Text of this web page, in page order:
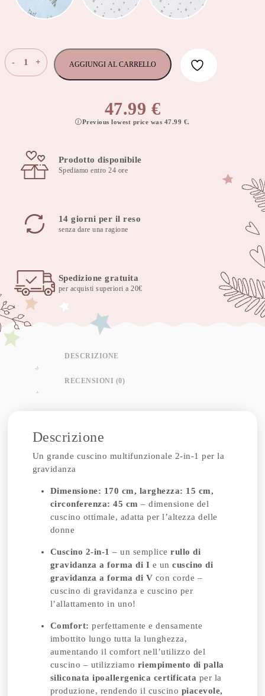
-
Cuscino
CuMint
quantità
+ AGGIUNGI AL CARRELLO
47.99 €
Previous lowest price was 47.99 €.
Prodotto disponibile
Spediamo entro 24 ore
14 giorni per il reso
senza dare una ragione
Spedizione gratuita
per acquisti superiori a 20€
DESCRIZIONE
RECENSIONI (0)
Descrizione
Un grande cuscino multifunzionale 2-in-1 per la
gravidanza
Dimensione: 170 cm, larghezza: 15 cm,
circonferenza: 45 cm – dimensione del
cuscino ottimale, adatta per l’altezza delle
donne
Cuscino 2-in-1 – un semplicerullo di
gravidanza a forma di I e uncuscino di
gravidanza a forma di V con corde –
cuscino di gravidanza e cuscino per
l’allattamento in uno!
Comfort: perfettamente e densamente
imbottito lungo tutta la lunghezza,
aumentando il comfort nell’utilizzo del
cuscino – utilizziamo riempimento di palla
siliconata ipoallergenica certificata per la
produzione, rendendo il cuscino piacevole,